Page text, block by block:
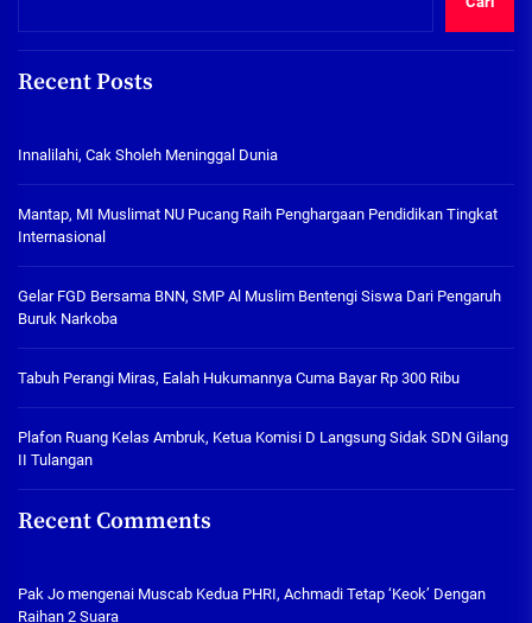
Recent Posts
Innalilahi, Cak Sholeh Meninggal Dunia
Mantap, MI Muslimat NU Pucang Raih Penghargaan Pendidikan Tingkat
Internasional
Gelar FGD Bersama BNN, SMP Al Muslim Bentengi Siswa Dari Pengaruh
Buruk Narkoba
Tabuh Perangi Miras, Ealah Hukumannya Cuma Bayar Rp 300 Ribu
Plafon Ruang Kelas Ambruk, Ketua Komisi D Langsung Sidak SDN Gilang
II Tulangan
Recent Comments
Pak Jo mengenai Muscab Kedua PHRI, Achmadi Tetap ‘Keok’ Dengan
Raihan 2 Suara